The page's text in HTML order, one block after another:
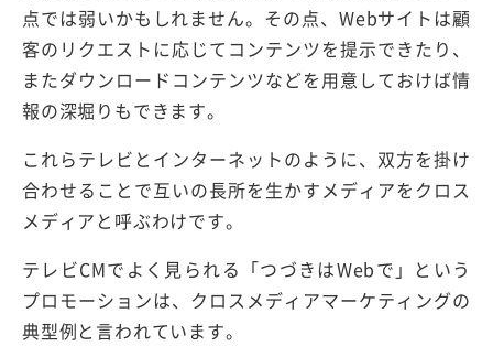
点では弱いかもしれません。その点、Webサイトは顧
客のリクエストに応じてコンテンツを提示できたり、
またダウンロードコンテンツなどを用意しておけば情
報の深堀りもできます。
これらテレビとインターネットのように、双方を掛け
合わせることで互いの長所を生かすメディアをクロス
メディアと呼ぶわけです。
テレビCMでよく見られる「つづきはWebで」という
プロモーションは、クロスメディアマーケティングの
典型例と言われています。